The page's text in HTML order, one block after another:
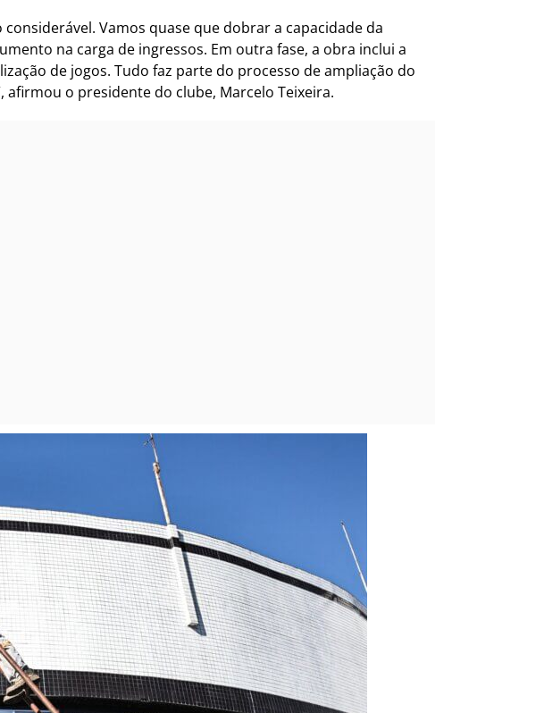
Vamos quase que dobrar a capacidade da
na carga de ingressos. Em outra fase, a obra inclui a
de jogos. Tudo faz parte do processo de ampliação do
o presidente do clube, Marcelo Teixeira.